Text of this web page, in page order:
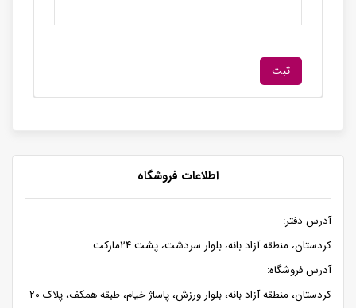
اطلاعات فروشگاه
آدرس دفتر:
کردستان، منطقه آزاد بانه، بلوار سردشت، پشت ۲۴مارکت
آدرس فروشگاه:
کردستان، منطقه آزاد بانه، بلوار ورزش، پاساژ خیام، طبقه همکف، پلاک ۲۰